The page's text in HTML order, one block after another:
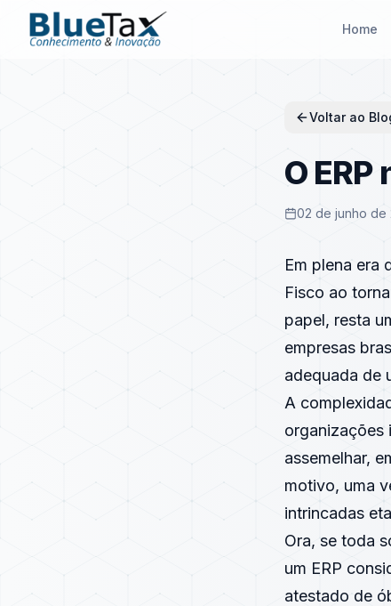
Home
Voltar ao
O
02 de junho de
Em plena era
Fisco ao
papel, resta
empresas
adequada de
A
organizações
assemelhar,
motivo, uma
intrincadas
Ora, se toda
um ERP
atestado de